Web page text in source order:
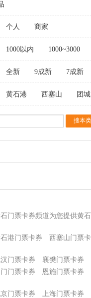
个人 商家
1000以内 1000~3000
全新 9成新 7成新
黄石港 西塞山 团
门票卡券频道为您提供黄
港门票卡券 西塞山门票
门票卡券 襄樊门票卡券
门票卡券
恩施门票卡券
门票卡券 上海门票卡券